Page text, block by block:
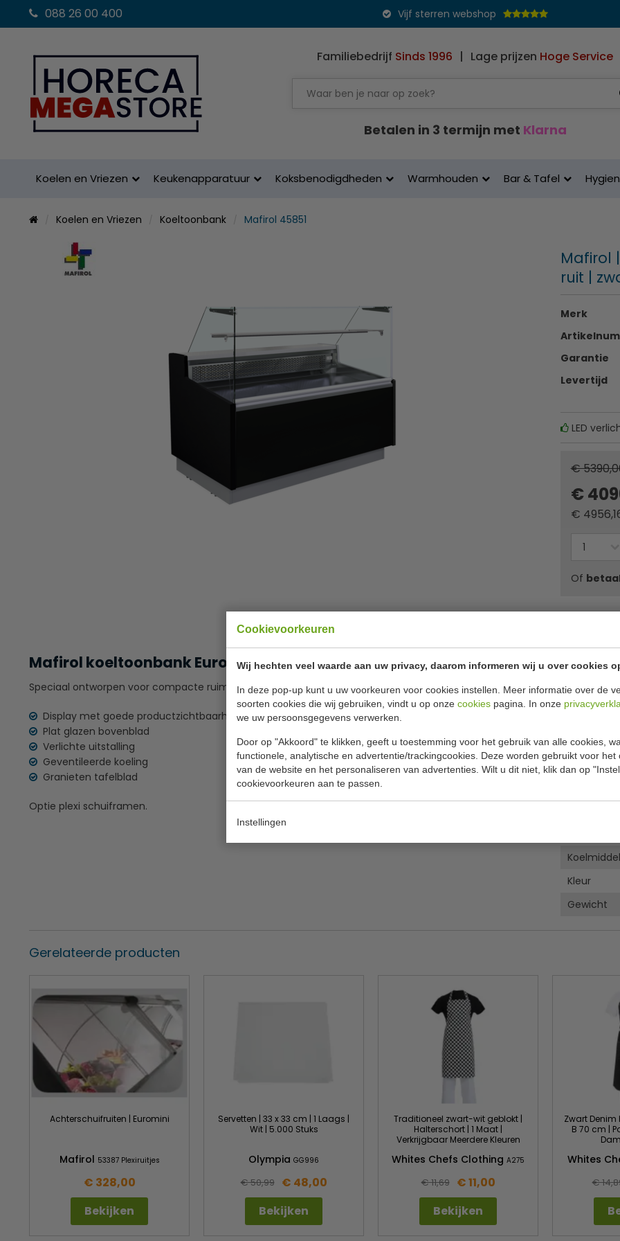
Cookievoorkeuren
Wij hechten veel waarde aan uw privacy, daarom informeren wij u over cookies
In deze pop-up kunt u uw voorkeuren voor cookies instellen. Meer informatie over de
soorten cookies die wij gebruiken, vindt u op onze cookies pagina. In onze
we uw persoonsgegevens verwerken.
Door op "Akkoord" te klikken, geeft u toestemming voor het gebruik van alle cookies,
functionele, analytische en advertentie/trackingcookies. Deze worden gebruikt voor het
van de website en het personaliseren van advertenties. Wilt u dit niet, klik dan op
cookievoorkeuren aan te passen.
Instellingen
088 26 00 400 Vijf sterren webshop
Familiebedrijf Sinds 1996 | Lage prijzen Hoge Service
Betalen in 3 termijn met Klarna
Koelen en Vriezen Keukenapparatuur Koksbenodigdheden Warmhouden Bar & Tafel
Koelen en Vriezen Koeltoonbank Mafirol 45851
Mafirol
ruit |
Merk
Garantie
Levertijd
LED
€
€
€
Of
✔ Gratis
Mafirol koeltoonbank Euromini 200 DeLuxe geventileerde koeling
Speciaal ontworpen voor compacte ruimtes, rechte ruit, GEVENTILEERDE koeling
Display met goede productzichtbaarheid (laag glas aan de voorkant)
Plat glazen bovenblad
Verlichte uitstalling
Geventileerde koeling
Granieten tafelblad
Optie plexi schuiframen.
Koeling
Uitstal
Koelmiddel
Kleur
Gewicht
Gerelateerde producten
Achterschuifruiten | Euromini
Mafirol 53387 Plexiruitjes
€ 328,00
Bekijken
Servetten | 33 x 33 cm | 1 Laags |
Wit | 5.000 Stuks
Olympia GG996
€ 50,99
€ 48,00
Bekijken
Traditioneel zwart-wit geblokt |
Halterschort | 1 Maat |
Verkrijgbaar Meerdere Kleuren
Whites Chefs Clothing A275
€ 11,69
€ 11,00
Bekijken
Zwart Denim
B 70 cm |
Whites
€